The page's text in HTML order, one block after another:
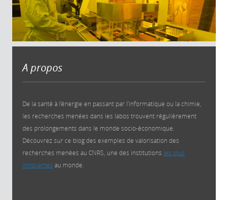
A propos
De la santé à l’énergie en passant par l’informatique ou la chimie,
les recherches menées dans les labos trouvent régulièrement
des prolongements dans le monde socio-économique.
Découvrez sur ce blog des exemples de valorisation des
recherches menées au CNRS, une des institutions les plus
innovantes au monde.